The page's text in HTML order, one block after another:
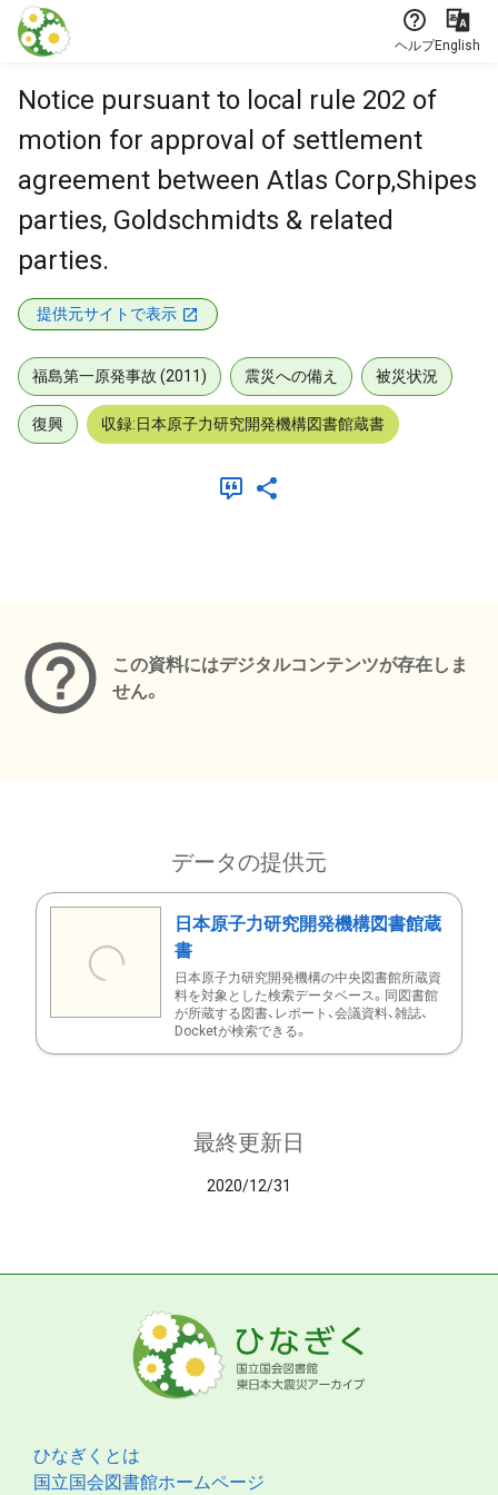
本文に飛ぶ
ヘルプEnglish
Notice pursuant to local rule 202 of
motion for approval of settlement
agreement between Atlas Corp,Shipes
parties, Goldschmidts & related
parties.
提供元サイトで表示
福島第一原発事故 (2011) 震災への備え 被災状況
復興 収録:日本原子力研究開発機構図書館蔵書
この資料にはデジタルコンテンツが存在しま
せん。
データの提供元
日本原子力研究開発機構図書館蔵
書
日本原子力研究開発機構の中央図書館所蔵資
料を対象とした検索データベース。同図書館
が所蔵する図書、レポート、会議資料、雑誌、
Docketが検索できる。
最終更新日
2020/12/31
ひなぎくとは
国立国会図書館ホームページ